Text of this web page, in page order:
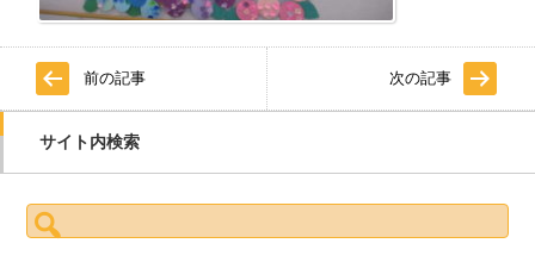
前の記事 次の記事
サイト内検索
検索: